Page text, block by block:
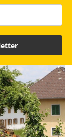
Odvjetnica
može biti